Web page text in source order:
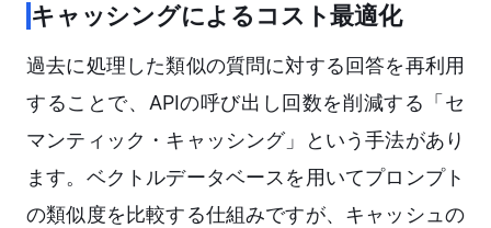
キャッシングによるコスト最適化
過去に処理した類似の質問に対する回答を再利用
することで、APIの呼び出し回数を削減する「セ
マンティック・キャッシング」という手法があり
ます。ベクトルデータベースを用いてプロンプト
の類似度を比較する仕組みですが、キャッシュの